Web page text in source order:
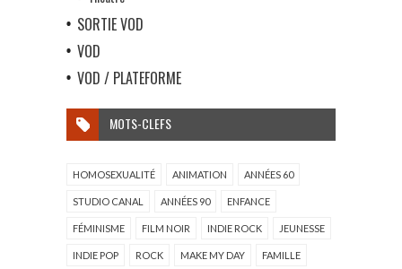
SORTIE VOD
VOD
VOD / PLATEFORME
MOTS-CLEFS
HOMOSEXUALITÉ ANIMATION ANNÉES 60
STUDIO CANAL ANNÉES 90 ENFANCE
FÉMINISME FILM NOIR INDIE ROCK JEUNESSE
INDIE POP ROCK MAKE MY DAY FAMILLE